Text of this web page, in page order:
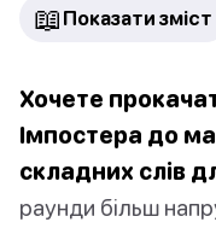
📖 Показати зміст
Хочете
Імпостера до
складних слів
раунди більш